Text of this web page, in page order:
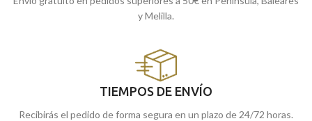
y Melilla.
TIEMPOS DE ENVÍO
Recibirás el pedido de forma segura en un plazo de 24/72 horas.